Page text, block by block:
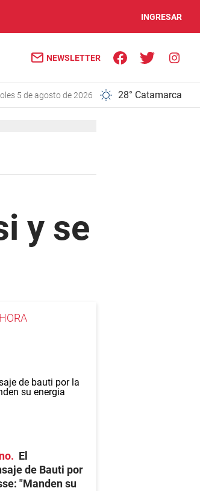
INGRESAR
NEWSLETTER
5 de agosto de 2026 28° Catamarca
y se
El
de Bauti por
"Manden su